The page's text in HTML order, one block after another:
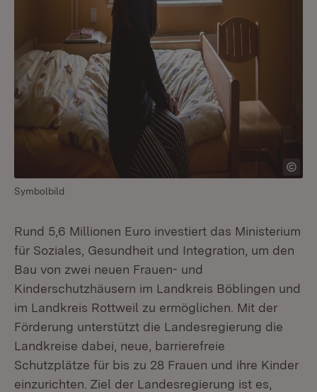
Symbolbild
Rund 5,6 Millionen Euro investiert das Ministerium
für Soziales, Gesundheit und Integration, um den
Bau von zwei neuen Frauen- und
Kinderschutzhäusern im Landkreis Böblingen und
im Landkreis Rottweil zu ermöglichen. Mit der
Förderung unterstützt die Landesregierung die
Landkreise dabei, neue, barrierefreie
Schutzplätze für bis zu 28 Frauen und ihre Kinder
einzurichten. Ziel der Landesregierung ist es,